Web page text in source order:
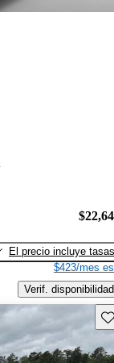
El precio incluye tasas
$423/mes
Verif. disponibilidad